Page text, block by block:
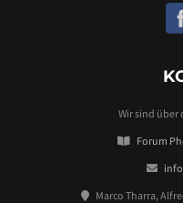
Wir sind über
Forum
Marco Tharra,